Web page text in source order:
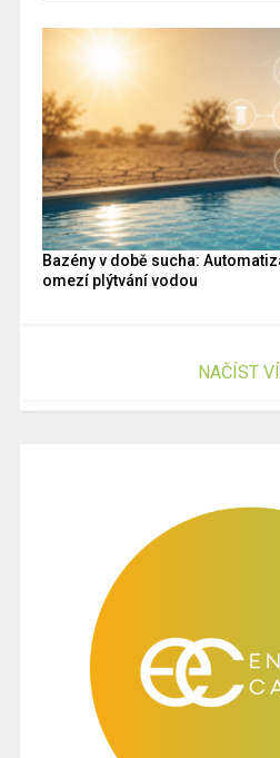
Bazény v době sucha:
omezí plýtvání vodou
NAČÍST